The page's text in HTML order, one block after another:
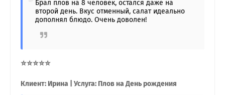
Брал плов на 8 человек, остался даже на
второй день. Вкус отменный, салат идеально
дополнял блюдо. Очень доволен!
⭐⭐⭐⭐⭐
Клиент: Ирина | Услуга: Плов на День рождения